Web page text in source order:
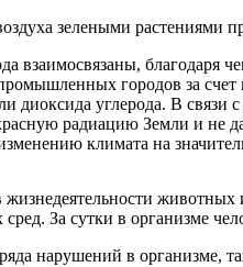
зелеными растениями
взаимосвязаны, благодаря
городов за
углерода. В связи
радиацию Земли и не
климата на
За сутки в организме
нарушений в организме,